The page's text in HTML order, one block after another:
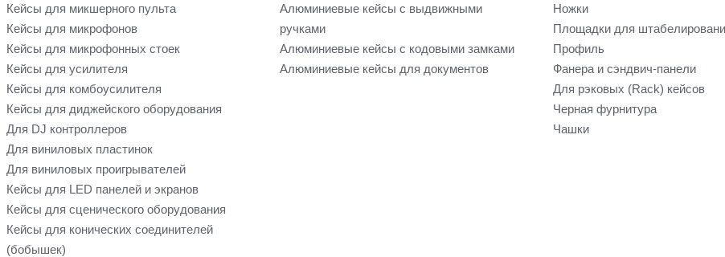
Кейсы для микшерного пульта
Кейсы для микрофонов
Кейсы для микрофонных стоек
Кейсы для усилителя
Кейсы для комбоусилителя
Кейсы для диджейского оборудования
Для DJ контроллеров
Для виниловых пластинок
Для виниловых проигрывателей
Кейсы для LED панелей и экранов
Кейсы для сценического оборудования
Кейсы для конических соединителей
(бобышек)
Алюминиевые кейсы с выдвижными
ручками
Алюминиевые кейсы с кодовыми замками
Алюминиевые кейсы для документов
Ножки
Площадки для
Профиль
Фанера и сэндвич-панели
Для рэковых (Rack) кейсов
Черная фурнитура
Чашки